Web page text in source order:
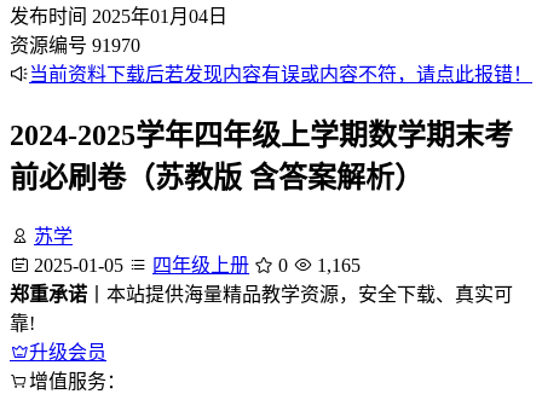
发布时间 2025年01月04日
资源编号 91970
当前资料下载后若发现内容有误或内容不符，请点此报错！
2024-2025学年四年级上学期数学期末考
前必刷卷（苏教版 含答案解析）
苏学
2025-01-05
四年级上册 0
1,165
郑重承诺 丨本站提供海量精品教学资源，安全下载、真实可
靠!
升级会员
增值服务：